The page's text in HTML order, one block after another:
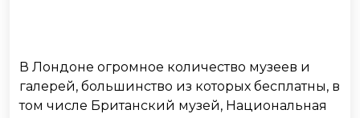
В Лондоне огромное количество музеев и
галерей, большинство из которых бесплатны, в
том числе Британский музей, Национальная